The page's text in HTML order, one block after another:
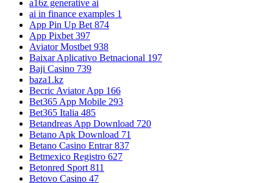
a16z generative ai
ai in finance examples 1
App Pin Up Bet 874
App Pixbet 397
Aviator Mostbet 938
Baixar Aplicativo Betnacional 197
Baji Casino 739
baza1.kz
Becric Aviator App 166
Bet365 App Mobile 293
Bet365 Italia 485
Betandreas App Download 720
Betano Apk Download 71
Betano Casino Entrar 837
Betmexico Registro 627
Betonred Sport 811
Betovo Casino 47